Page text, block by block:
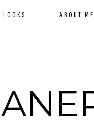
LOOKS ABOUT ME